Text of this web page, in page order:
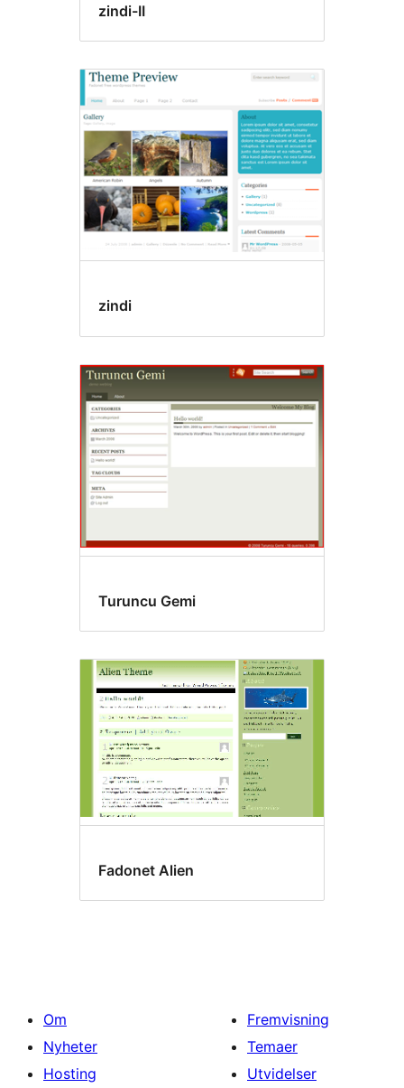
zindi-II
zindi
Turuncu Gemi
Fadonet Alien
Om
Nyheter
Hosting
Fremvisning
Temaer
Utvidelser